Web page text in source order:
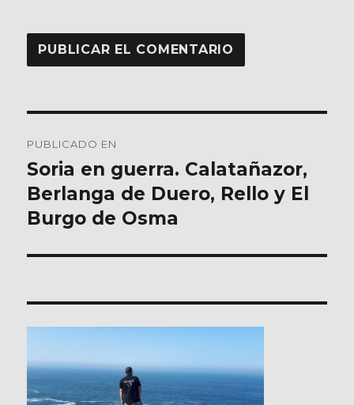
de
entradas
PUBLICADO EN
Soria en guerra. Calatañazor,
Berlanga de Duero, Rello y El
Burgo de Osma